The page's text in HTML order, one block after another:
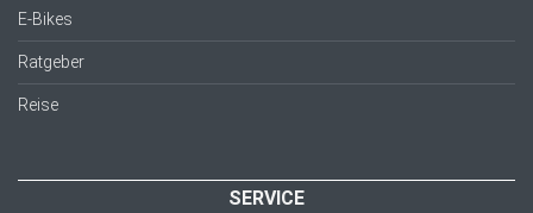
E-Bikes
Ratgeber
Reise
SERVICE